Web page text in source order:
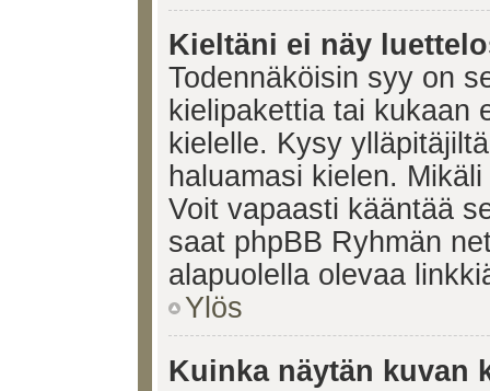
Kieltäni ei näy
Todennäköisin syy on
kielipakettia tai kukaan
kielelle. Kysy
haluamasi kielen.
Voit vapaasti kääntää
saat phpBB Ryhmän
alapuolella olevaa
Ylös
Kuinka näytän kuvan